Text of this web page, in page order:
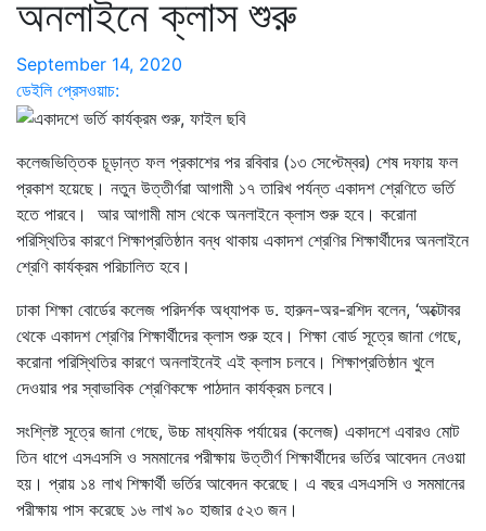
অনলাইনে ক্লাস শুরু
September 14, 2020
ডেইলি প্রেসওয়াচ:
কলেজভিত্তিক চূড়ান্ত ফল প্রকাশের পর রবিবার (১৩ সেপ্টেম্বর) শেষ দফায় ফল
প্রকাশ হয়েছে। নতুন উত্তীর্ণরা আগামী ১৭ তারিখ পর্যন্ত একাদশ শ্রেণিতে ভর্তি
হতে পারবে। আর আগামী মাস থেকে অনলাইনে ক্লাস শুরু হবে। করোনা
পরিস্থিতির কারণে শিক্ষাপ্রতিষ্ঠান বন্ধ থাকায় একাদশ শ্রেণির শিক্ষার্থীদের অনলাইনে
শ্রেণি কার্যক্রম পরিচালিত হবে।
ঢাকা শিক্ষা বোর্ডের কলেজ পরিদর্শক অধ্যাপক ড. হারুন-অর-রশিদ বলেন, ‘অক্টোবর
থেকে একাদশ শ্রেণির শিক্ষার্থীদের ক্লাস শুরু হবে। শিক্ষা বোর্ড সূত্রে জানা গেছে,
করোনা পরিস্থিতির কারণে অনলাইনেই এই ক্লাস চলবে। শিক্ষাপ্রতিষ্ঠান খুলে
দেওয়ার পর স্বাভাবিক শ্রেণিকক্ষে পাঠদান কার্যক্রম চলবে।
সংশ্লিষ্ট সূত্রে জানা গেছে, উচ্চ মাধ্যমিক পর্যায়ের (কলেজ) একাদশে এবারও মোট
তিন ধাপে এসএসসি ও সমমানের পরীক্ষায় উত্তীর্ণ শিক্ষার্থীদের ভর্তির আবেদন নেওয়া
হয়। প্রায় ১৪ লাখ শিক্ষার্থী ভর্তির আবেদন করেছে। এ বছর এসএসসি ও সমমানের
পরীক্ষায় পাস করেছে ১৬ লাখ ৯০ হাজার ৫২৩ জন।